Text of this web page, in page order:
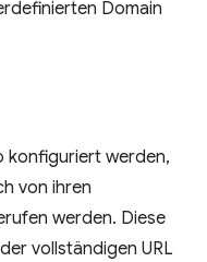
Domain
konfiguriert werden,
von ihren
werden. Diese
vollständigen URL